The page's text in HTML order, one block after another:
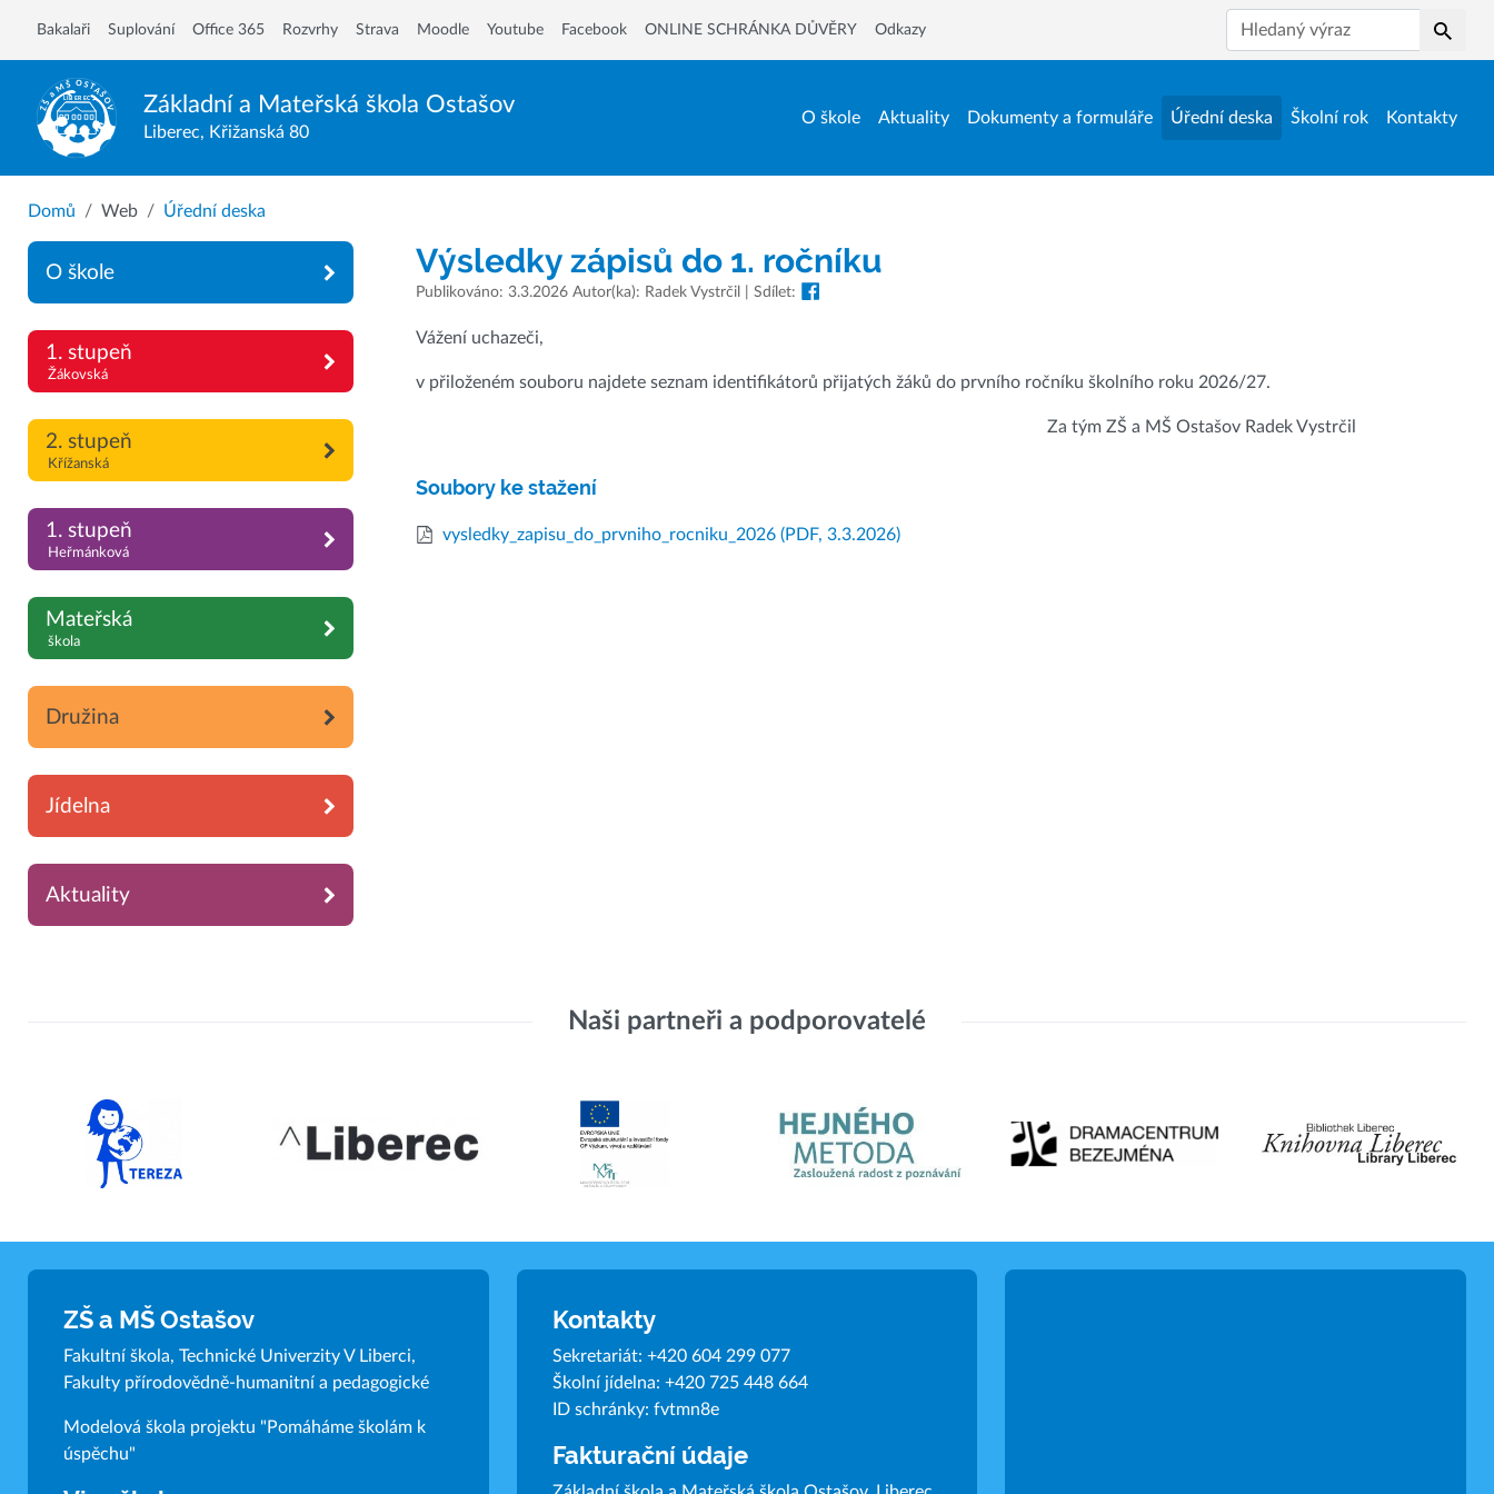
Základní a Mateřská škola Ostašov
Liberec, Křižanská 80
O škole Aktuality Dokumenty a formuláře Úřední deska Školní rok Kontakty
Bakalaři Suplování Office 365 Rozvrhy Strava Moodle Youtube Facebook ONLINE SCHRÁNKA DŮVĚRY Odkazy
Hledat
Domů Web Úřední deska
O škole
1. stupeň
Žákovská
2. stupeň
Křížanská
1. stupeň
Heřmánková
Mateřská
škola
Družina
Jídelna
Aktuality
Výsledky zápisů do 1. ročníku
Publikováno: 3.3.2026 Autor(ka): Radek Vystrčil | Sdílet:
Vážení uchazeči,
v přiloženém souboru najdete seznam identifikátorů přijatých žáků do prvního ročníku školního roku 2026/27.
Za tým ZŠ a MŠ Ostašov Radek Vystrčil
Soubory ke stažení
vysledky_zapisu_do_prvniho_rocniku_2026 (PDF, 3.3.2026)
Naši partneři a podporovatelé
ZŠ a MŠ Ostašov
Fakultní škola, Technické Univerzity V Liberci,
Fakulty přírodovědně-humanitní a pedagogické
Modelová škola projektu "Pomáháme školám k
úspěchu"
Kontakty
Sekretariát: +420 604 299 077
Školní jídelna: +420 725 448 664
ID schránky: fvtmn8e
Fakturační údaje